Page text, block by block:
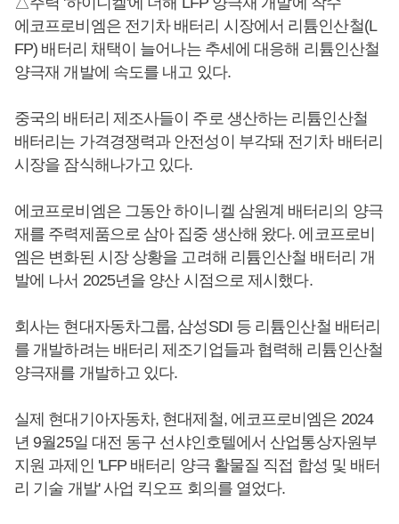
에코프로비엠은 전기차 배터리 시장에서 리튬인산철(L
FP) 배터리 채택이 늘어나는 추세에 대응해 리튬인산철
양극재 개발에 속도를 내고 있다.
중국의 배터리 제조사들이 주로 생산하는 리튬인산철
배터리는 가격경쟁력과 안전성이 부각돼 전기차 배터리
시장을 잠식해나가고 있다.
에코프로비엠은 그동안 하이니켈 삼원계 배터리의 양극
재를 주력제품으로 삼아 집중 생산해 왔다. 에코프로비
엠은 변화된 시장 상황을 고려해 리튬인산철 배터리 개
발에 나서 2025년을 양산 시점으로 제시했다.
회사는 현대자동차그룹, 삼성SDI 등 리튬인산철 배터리
를 개발하려는 배터리 제조기업들과 협력해 리튬인산철
양극재를 개발하고 있다.
실제 현대기아자동차, 현대제철, 에코프로비엠은 2024
년 9월25일 대전 동구 선샤인호텔에서 산업통상자원부
지원 과제인 'LFP 배터리 양극 활물질 직접 합성 및 배터
리 기술 개발' 사업 킥오프 회의를 열었다.